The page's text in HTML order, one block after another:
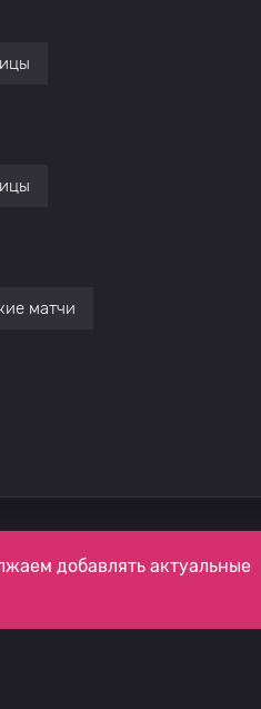
матчи
добавлять актуальные